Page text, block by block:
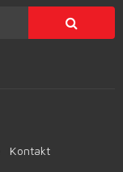
Kontakt